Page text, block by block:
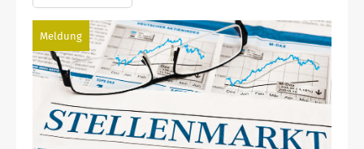
Meldung